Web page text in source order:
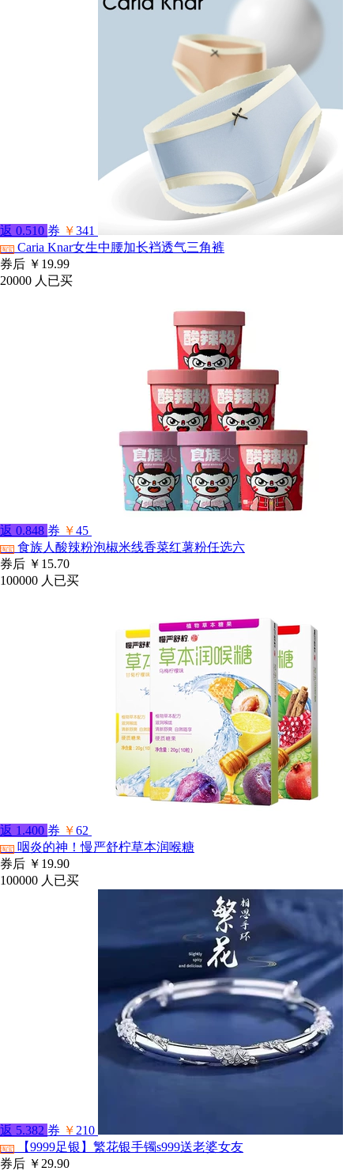
返 0.510 券 ￥341
淘宝 Caria Knar女生中腰加长裆透气三角裤
券后 ￥19.99
20000 人已买
返 0.848 券 ￥45
淘宝 食族人酸辣粉泡椒米线香菜红薯粉任选六
券后 ￥15.70
100000 人已买
返 1.400 券 ￥62
淘宝
咽炎的神！慢严舒柠草本润喉糖
券后 ￥19.90
100000 人已买
返 5.382 券 ￥ 210
淘宝
【9999足银】繁花银手镯s999送老婆女友
券后 ￥29.90